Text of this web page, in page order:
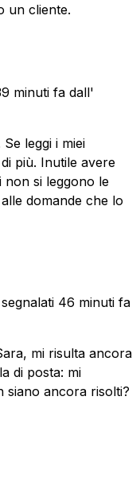
un cliente.
minuti fa dall'
leggi i miei
più. Inutile avere
si leggono le
domande che lo
46 minuti fa
mi risulta ancora
di posta: mi
siano ancora risolti?